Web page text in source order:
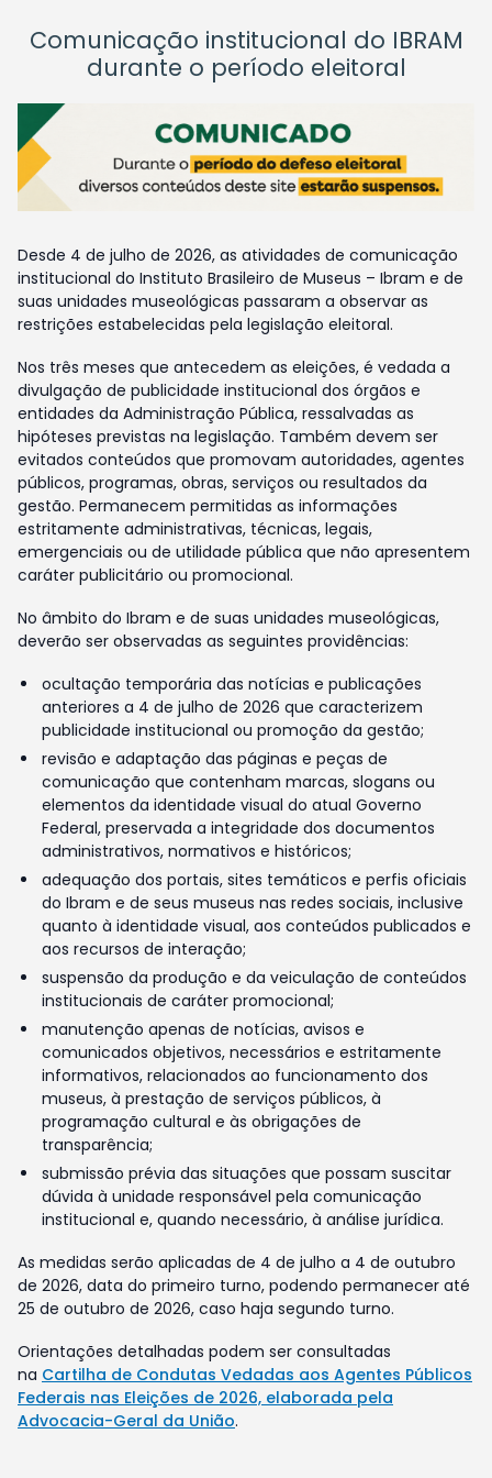
Comunicação institucional do IBRAM
durante o período eleitoral
Desde 4 de julho de 2026, as atividades de comunicação
institucional do Instituto Brasileiro de Museus – Ibram e de
suas unidades museológicas passaram a observar as
restrições estabelecidas pela legislação eleitoral.
Nos três meses que antecedem as eleições, é vedada a
divulgação de publicidade institucional dos órgãos e
entidades da Administração Pública, ressalvadas as
hipóteses previstas na legislação. Também devem ser
evitados conteúdos que promovam autoridades, agentes
públicos, programas, obras, serviços ou resultados da
gestão. Permanecem permitidas as informações
estritamente administrativas, técnicas, legais,
emergenciais ou de utilidade pública que não apresentem
caráter publicitário ou promocional.
No âmbito do Ibram e de suas unidades museológicas,
deverão ser observadas as seguintes providências:
ocultação temporária das notícias e publicações
anteriores a 4 de julho de 2026 que caracterizem
publicidade institucional ou promoção da gestão;
revisão e adaptação das páginas e peças de
comunicação que contenham marcas, slogans ou
elementos da identidade visual do atual Governo
Federal, preservada a integridade dos documentos
administrativos, normativos e históricos;
adequação dos portais, sites temáticos e perfis oficiais
do Ibram e de seus museus nas redes sociais, inclusive
quanto à identidade visual, aos conteúdos publicados e
aos recursos de interação;
suspensão da produção e da veiculação de conteúdos
institucionais de caráter promocional;
manutenção apenas de notícias, avisos e
comunicados objetivos, necessários e estritamente
informativos, relacionados ao funcionamento dos
museus, à prestação de serviços públicos, à
programação cultural e às obrigações de
transparência;
submissão prévia das situações que possam suscitar
dúvida à unidade responsável pela comunicação
institucional e, quando necessário, à análise jurídica.
As medidas serão aplicadas de 4 de julho a 4 de outubro
de 2026, data do primeiro turno, podendo permanecer até
25 de outubro de 2026, caso haja segundo turno.
Orientações detalhadas podem ser consultadas
na Cartilha de Condutas Vedadas aos Agentes Públicos
Federais nas Eleições de 2026, elaborada pela
Advocacia-Geral da União.